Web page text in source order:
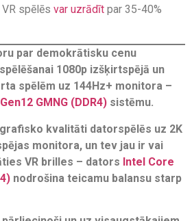
spēlēs var uzrādīt par 35-40%
par demokrātisku cenu
1080p izšķirtspējā un
spēlēm uz 144Hz+ monitora –
GMNG (DDR4) sistēmu.
kvalitāti datorspēlēs uz 2K
monitora, un tev jau ir vai
VR brilles – dators Intel Core
nodrošina teicamu balansu starp